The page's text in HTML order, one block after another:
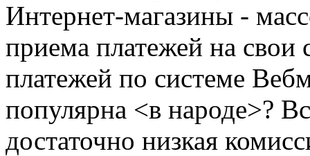
Интернет-магазины -
приема платежей на свои
платежей по системе
популярна <в народе>?
достаточно низкая